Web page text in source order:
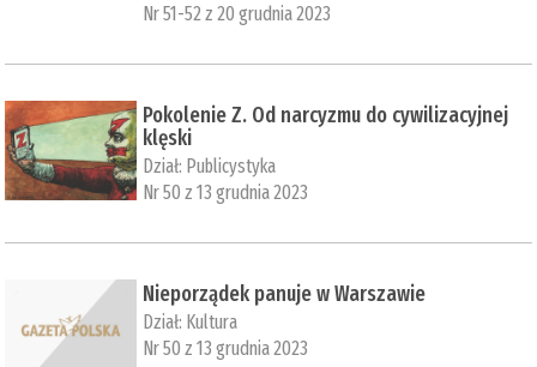
Nr 51-52 z 20 grudnia 2023
Pokolenie Z. Od narcyzmu do cywilizacyjnej
klęski
Dział: Publicystyka
Nr 50 z 13 grudnia 2023
Nieporządek panuje w Warszawie
Dział: Kultura
Nr 50 z 13 grudnia 2023